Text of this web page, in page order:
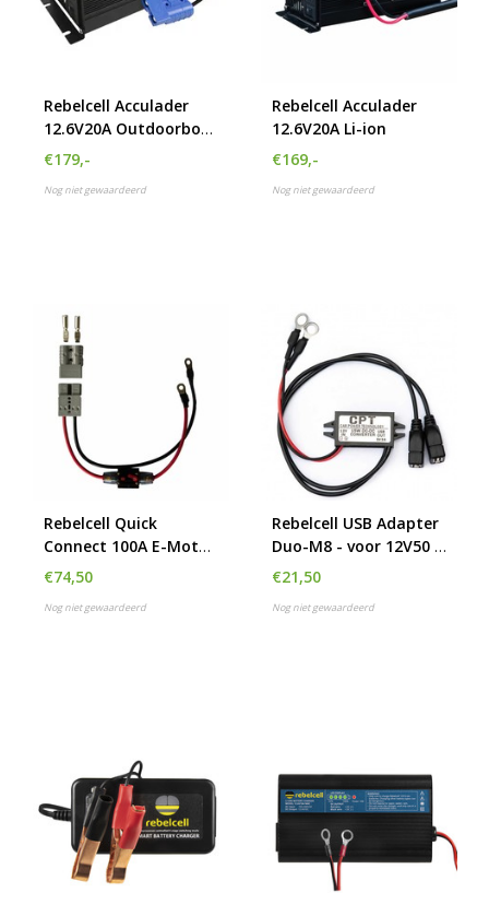
Rebelcell Acculader
12.6V20A Outdoorbox
AV
€179,-
Nog niet gewaardeerd
Rebelcell Acculader
12.6V20A Li-ion
€169,-
Nog niet gewaardeerd
Rebelcell Quick
Connect 100A E-Motor
resettable
€74,50
Nog niet gewaardeerd
Rebelcell USB Adapter
Duo-M8 - voor 12V50 /
12V100 / 12V70 AV /
12V140 AV accu
€21,50
Nog niet gewaardeerd